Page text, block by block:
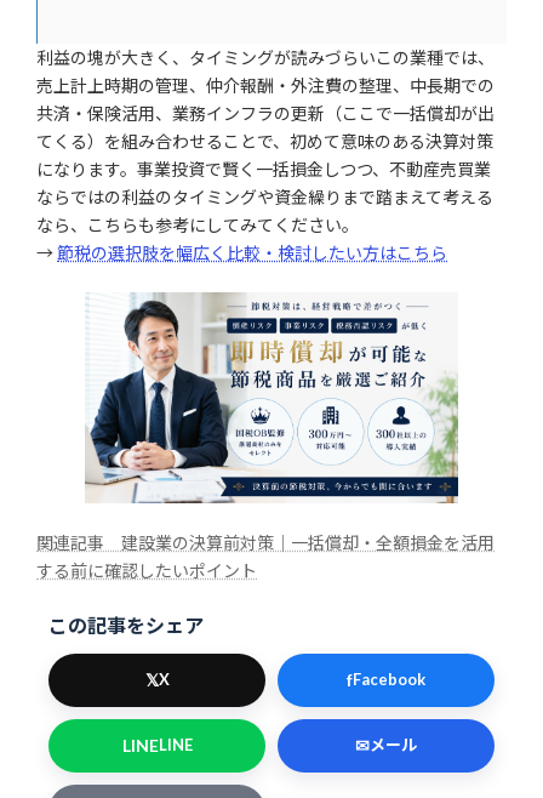
利益の塊が大きく、タイミングが読みづらいこの業種では、
売上計上時期の管理、仲介報酬・外注費の整理、中長期での
共済・保険活用、業務インフラの更新（ここで一括償却が出
てくる）を組み合わせることで、初めて意味のある決算対策
になります。事業投資で賢く一括損金しつつ、不動産売買業
ならではの利益のタイミングや資金繰りまで踏まえて考える
なら、こちらも参考にしてみてください。
→節税の選択肢を幅広く比較・検討したい方はこちら
関連記事 建設業の決算前対策｜一括償却・全額損金を活用
する前に確認したいポイント
この記事をシェア
𝕏X fFacebook
LINELINE ✉メール